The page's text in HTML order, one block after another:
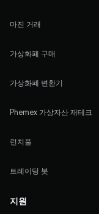
마진 거래
가상화폐 구매
가상화폐 변환기
Phemex 가상자산 재테크
런치풀
트레이딩 봇
지원